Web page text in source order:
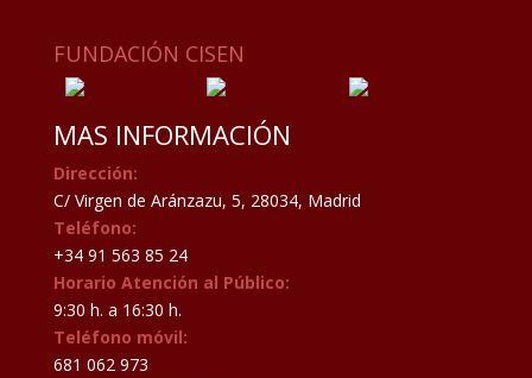
FUNDACIÓN CISEN
MAS INFORMACIÓN
Dirección:
C/ Virgen de Aránzazu, 5, 28034, Madrid
Teléfono:
+34 91 563 85 24
Horario Atención al Público:
9:30 h. a 16:30 h.
Teléfono móvil:
681 062 973